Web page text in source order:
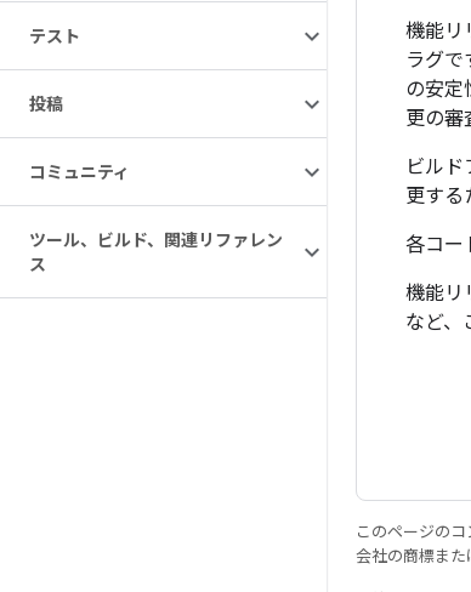
テスト
投稿
コミュニティ
ツール、ビルド、関連リファレン
ス
機能リ
ラグで
の安定
更の審
ビル
更する
各コー
機能リ
など、
このページのコ
会社の商標また